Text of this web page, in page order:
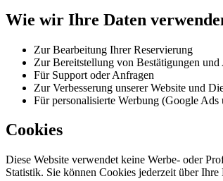
Wie wir Ihre Daten
Zur Bearbeitung Ihrer Reservierung
Zur Bereitstellung von Bestätigungen
Für Support oder Anfragen
Zur Verbesserung unserer Website und
Für personalisierte Werbung (Google Ads
Cookies
Diese Website verwendet keine Werbe- oder
Statistik. Sie können Cookies jederzeit über